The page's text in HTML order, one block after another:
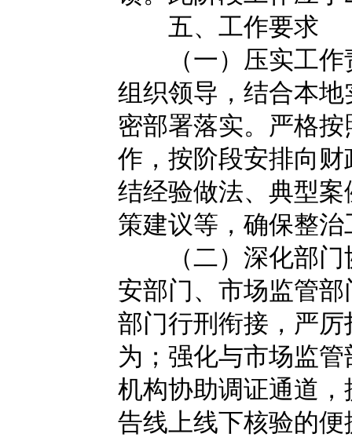
五、工作要求
（一）压实工作
组织领导，结合本
密部署落实。严格
作，按阶段安排向
结经验做法、典型
策建议等，确保整
（二）深化部门
安部门、市场监管
部门行刑衔接，严
为；强化与市场监
机构协助调证通道
告线上线下核验的便